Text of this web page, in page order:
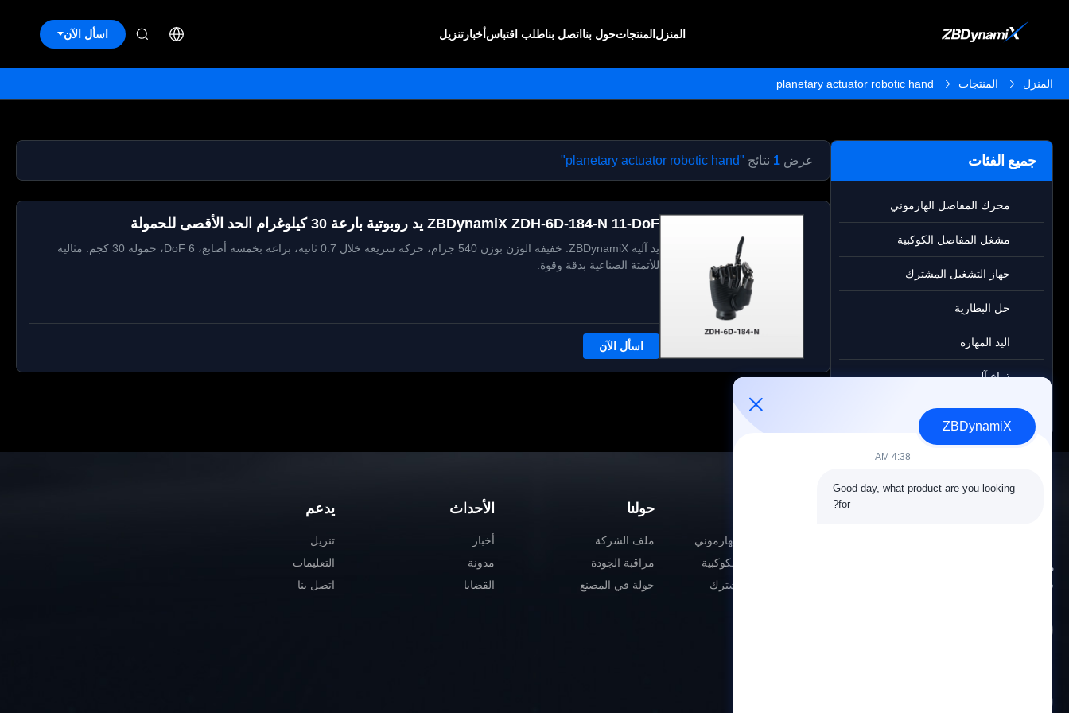
المنزلالمنتجاتحول بنااتصل بناطلب اقتباسأخبارتنزيل اسأل الآن
المنزل المنتجات planetary actuator robotic hand
جميع الفئات
محرك المفاصل الهارموني
مشغل المفاصل الكوكبية
جهاز التشغيل المشترك
حل البطارية
اليد المهارة
ذراع آلي
الروبوت المقبض
عرض 1 نتائج "planetary actuator robotic hand"
ZBDynamiX ZDH-6D-184-N 11-DoF يد روبوتية بارعة 30 كيلوغرام الحد الأقصى للحمولة
يد آلية ZBDynamiX: خفيفة الوزن بوزن 540 جرام، حركة سريعة خلال 0.7 ثانية، براعة بخمسة أصابع، 6 DoF، حمولة 30 كجم. مثالية
للأتمتة الصناعية بدقة وقوة.
اسأل الآن
مصمم ومصنع لبطاريات الروبوتات البشرية
ومحركاتها
محرك المفاصل الهارموني
مشغل المفاصل الكوكبية
جهاز التشغيل المشترك
حولنا
ملف الشركة
مراقبة الجودة
جولة في المصنع
الأحداث
أخبار
مدونة
القضايا
يدعم
تنزيل
التعليمات
اتصل بنا
ZBDynamiX
4:38 AM
Good day, what product are you looking
for?